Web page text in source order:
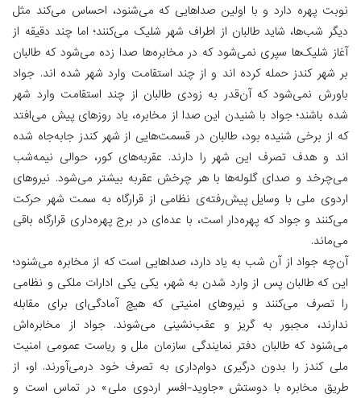
نوبت پهره دارد و با اولین صداهایی که می‌شنود، احساس می‌کند مثل
دیگر شب‌ها، شاید طالبان از اطراف شهر شلیک می‌کنند؛ اما چند دقیقه از
آغاز شلیک‌ها سپری نمی‌شود که در مخابره‌ها صدا زده می‌شود که طالبان
بر شهر کندز حمله کرده اند و از چند استقامت وارد شهر شده اند. جواد
باورش نمی‌شود که آن‌قدر به زودی طالبان از چند استقامت وارد شهر
شده باشند؛ جواد با شنیدن این صدا از مخابره، یاد روزهای پیش می‌افتد
که از برخی شنیده بود، طالبان در قسمت‌هایی از شهر کندز جابه‌جاه شده
اند و هدف تصرف این شهر را دارند. عقربه‌های کور، حوالی نیمه‌شب
می‌چرخد و صدای گلوله‌ها با هر چرخش عقربه بیشتر می‌شود. نیروهای
اردوی ملی با وسایل پیش‌رفته‌ی نظامی از قرارگاه به سمت شهر حرکت
می‌کنند و جواد که پهره‌دار است، با عده‌ای در برج پهره‌داری قرارگاه باقی
می‌ماند.
آن‌چه جواد از آن شب به یاد دارد، صداهایی است که از مخابره‌ می‌شنود؛
این که طالبان پس از وارد شدن به شهر، یکی یکی ادارات ملکی و نظامی
را تصرف می‌کنند و نیروهای امنیتی که هیچ آمادگی‌ای برای مقابله
ندارند، مجبور به گریز و عقب‌نشینی می‌شوند. جواد از مخابره‌اش
می‌شنود که طالبان دفتر نمایندگی سازمان ملل و ریاست عمومی امنیت
ملی کندز را بدون درگیری دوام‌داری به تصرف خود درمی‌آورند. او، از
طریق مخابره با دوستش «جاوید-افسر اردوی ملی» در تماس است و